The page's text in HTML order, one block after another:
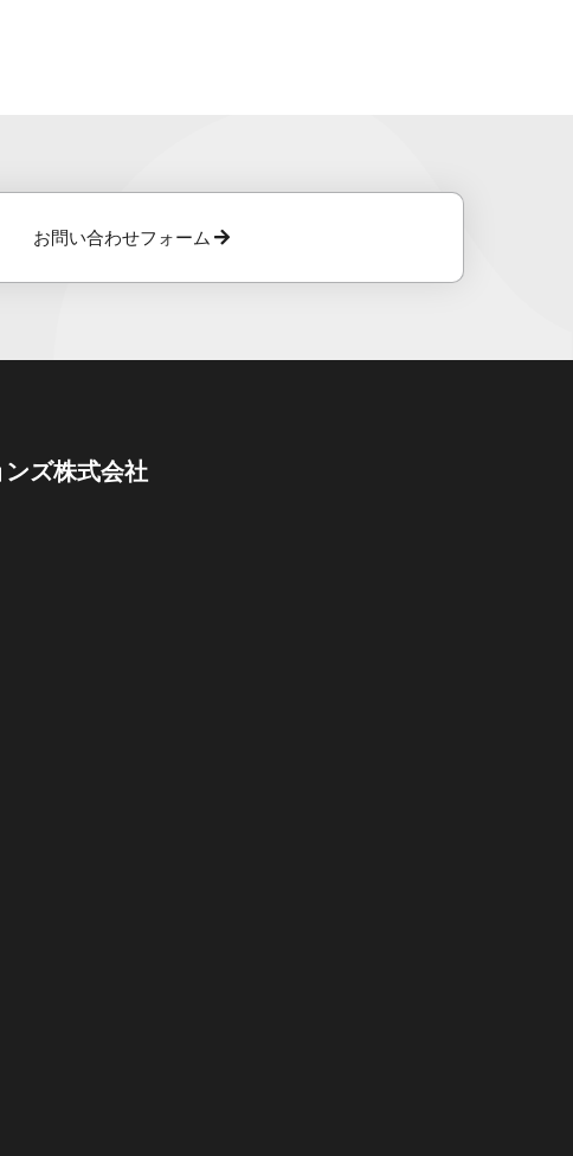
お問い合わせフォーム
ズ株式会社